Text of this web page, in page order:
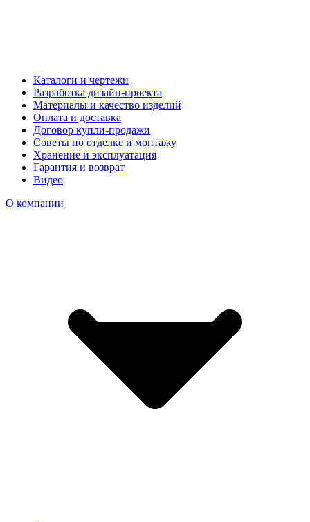
Каталоги и чертежи
Разработка дизайн-проекта
Материалы и качество изделий
Оплата и доставка
Договор купли-продажи
Советы по отделке и монтажу
Хранение и эксплуатация
Гарантия и возврат
Видео
О компании